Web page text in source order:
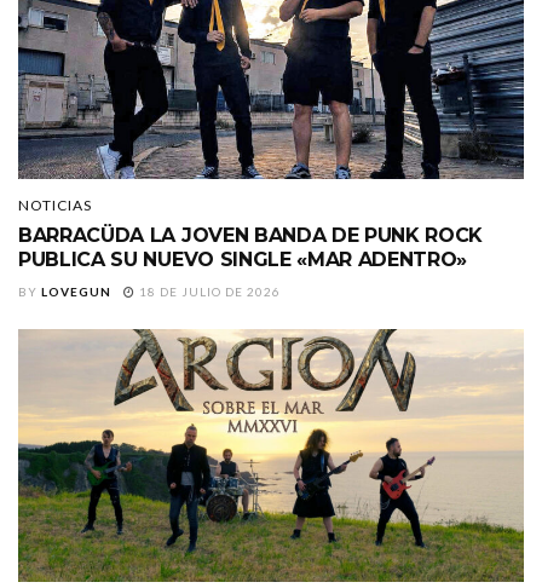
NOTICIAS
BARRACÜDA LA JOVEN BANDA DE PUNK ROCK
PUBLICA SU NUEVO SINGLE «MAR ADENTRO»
BY LOVEGUN 18 DE JULIO DE 2026